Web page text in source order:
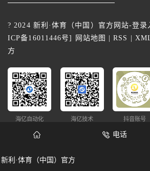
? 2024 新利·体育（中国）官方网站-登
ICP备16011446号] 网站地图 |RSS |
方
海亿自动化 海亿技术 抖音账号
新利·体育（中国）官方
电话